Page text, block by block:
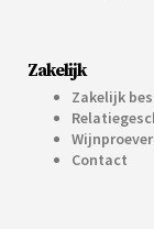
Zakelijk
Zakelijk
Contact